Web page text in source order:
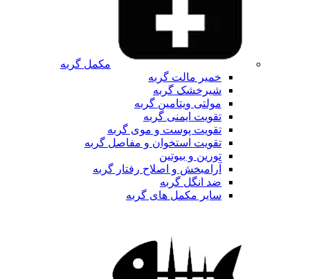
مکمل گربه
خمیر مالت گربه
شیرخشک گربه
مولتی ویتامین گربه
تقویت ایمنی گربه
تقویت پوست و موی گربه
تقویت استخوان و مفاصل گربه
تورین و بیوتین
آرامبخش و اصلاح رفتار گربه
ضد انگل گربه
سایر مکمل های گربه